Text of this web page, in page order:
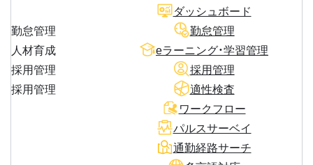
ダッシュボード
勤怠管理
勤怠管理
人材育成
eラーニング・学習管理
採用管理
採用管理
採用管理
適性検査
ワークフロー
パルスサーベイ
通勤経路サーチ